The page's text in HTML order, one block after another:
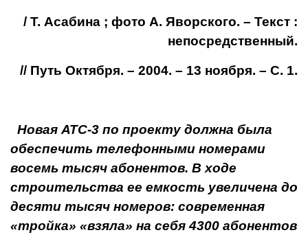
/ Т. Асабина ; фото А. Яворского. – Текст :
непосредственный.
// Путь Октября. – 2004. – 13 ноября. – С. 1.
Новая АТС-3 по проекту должна была
обеспе­чить телефонными номерами
восемь тысяч абонен­тов. В ходе
строительства ее емкость увеличена до
десяти тысяч номеров: современная
«тройка» «взяла» на себя 4300 абонентов